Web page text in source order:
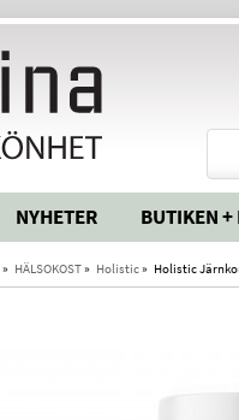
NYHETER BUTIKEN +
» HÄLSOKOST» Holistic» Holistic